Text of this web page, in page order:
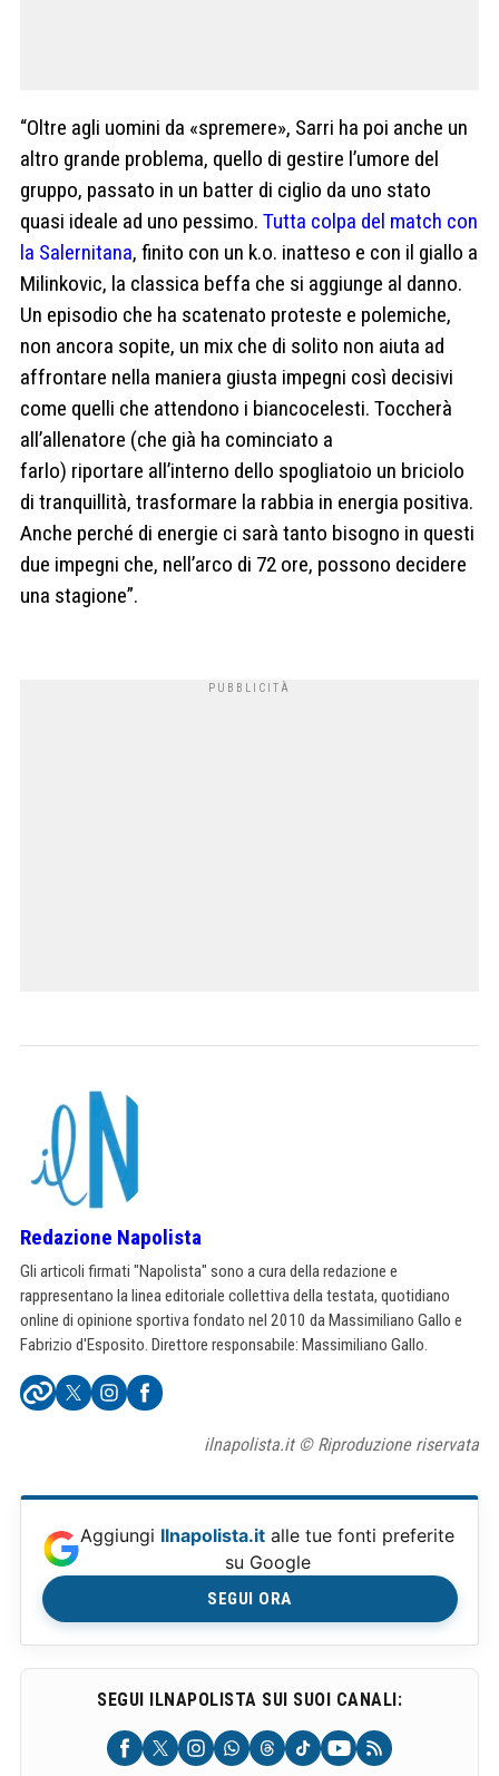
“Oltre agli uomini da «spremere», Sarri ha poi anche un
altro grande problema, quello di gestire l’umore del
gruppo, passato in un batter di ciglio da uno stato
quasi ideale ad uno pessimo. Tutta colpa del match con
la Salernitana, finito con un k.o. inatteso e con il giallo a
Milinkovic, la classica beffa che si aggiunge al danno.
Un episodio che ha scatenato proteste e polemiche,
non ancora sopite, un mix che di solito non aiuta ad
affrontare nella maniera giusta impegni così decisivi
come quelli che attendono i biancocelesti. Toccherà
all’allenatore (che già ha cominciato a
farlo) riportare all’interno dello spogliatoio un briciolo
di tranquillità, trasformare la rabbia in energia positiva.
Anche perché di energie ci sarà tanto bisogno in questi
due impegni che, nell’arco di 72 ore, possono decidere
una stagione”.
Redazione Napolista
Gli articoli firmati "Napolista" sono a cura della redazione e
rappresentano la linea editoriale collettiva della testata, quotidiano
online di opinione sportiva fondato nel 2010 da Massimiliano Gallo e
Fabrizio d'Esposito. Direttore responsabile: Massimiliano Gallo.
ilnapolista.it © Riproduzione riservata
Aggiungi Ilnapolista.it alle tue fonti preferite
su Google
SEGUI ORA
SEGUI ILNAPOLISTA SUI SUOI CANALI: